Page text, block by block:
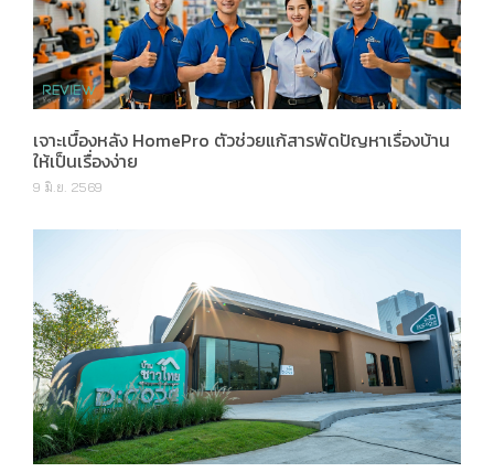
เจาะเบื้องหลัง HomePro ตัวช่วยแก้สารพัดปัญหาเรื่องบ้าน
ให้เป็นเรื่องง่าย
9 มิ.ย. 2569